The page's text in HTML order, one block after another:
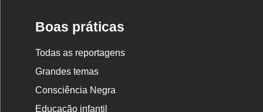
Boas práticas
Todas as reportagens
Grandes temas
Consciência Negra
Educação infantil